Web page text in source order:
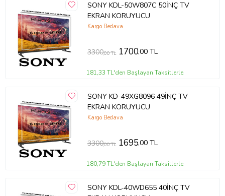
SONY KDL-50W807C 50İNÇ TV
EKRAN KORUYUCU
Kargo Bedava
3300,00 TL 1700,00 TL
181,33 TL'den Başlayan Taksitlerle
SONY KD-49XG8096 49İNÇ TV
EKRAN KORUYUCU
Kargo Bedava
3300,00 TL 1695,00 TL
180,79 TL'den Başlayan Taksitlerle
SONY KDL-40WD655 40İNÇ TV